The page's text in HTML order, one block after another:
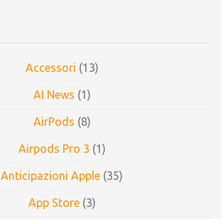
Accessori (13)
AI News (1)
AirPods (8)
Airpods Pro 3 (1)
Anticipazioni Apple (35)
App Store(3)